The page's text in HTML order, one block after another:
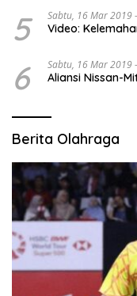
5 Sabtu, 16 Mar 2019
Video:
6 Sabtu, 16 Mar 2019
Aliansi Nissan-
Berita Olahraga